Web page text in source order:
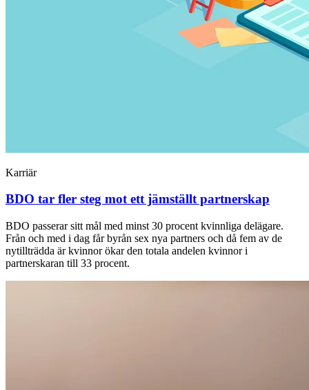
Karriär
BDO tar fler steg mot ett jämställt partnerskap
BDO passerar sitt mål med minst 30 procent kvinnliga delägare.
Från och med i dag får byrån sex nya partners och då fem av de
nytillträdda är kvinnor ökar den totala andelen kvinnor i
partnerskaran till 33 procent.